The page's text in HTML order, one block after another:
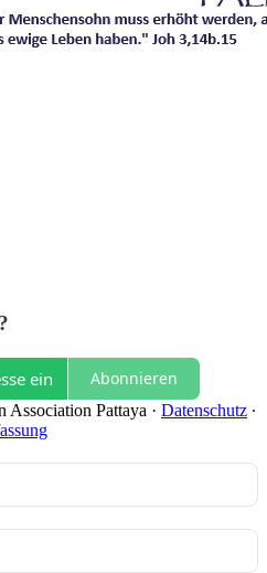
Abonnieren
Association Pattaya · Datenschutz ∙